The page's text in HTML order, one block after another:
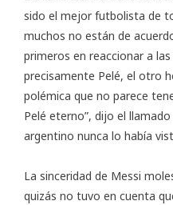
sido el mejor futbolista de
muchos no están de
primeros en reaccionar a las
precisamente Pelé, el otro
polémica que no parece
Pelé eterno”, dijo el
argentino nunca lo había
La sinceridad de Messi
quizás no tuvo en cuenta